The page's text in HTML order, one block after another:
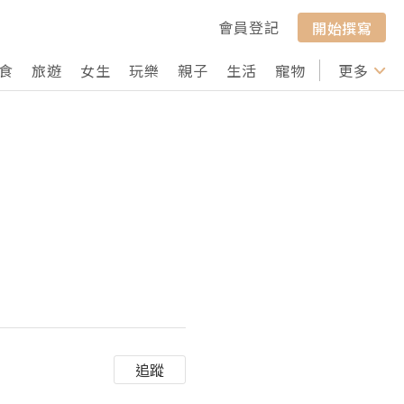
會員登記
開始撰寫
旅遊 女生 玩樂 親子 生活 寵物 行山 打卡
更多
追蹤